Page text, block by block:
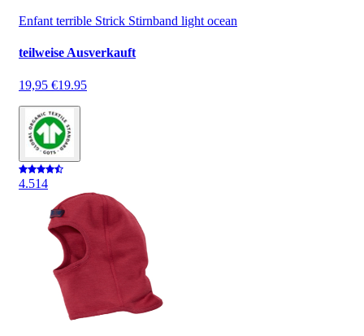
Enfant terrible Strick Stirnband light ocean
teilweise Ausverkauft
19,95 €19.95
4.514